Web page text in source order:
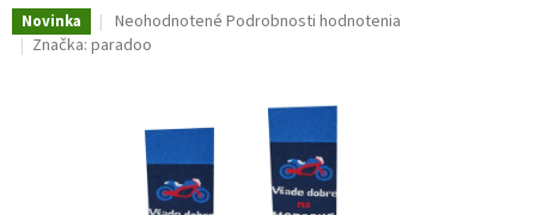
Novinka
Priemerné
hodnotenie
hviezdičiek.
Neohodnotené Podrobnosti hodnotenia
Značka: paradoo